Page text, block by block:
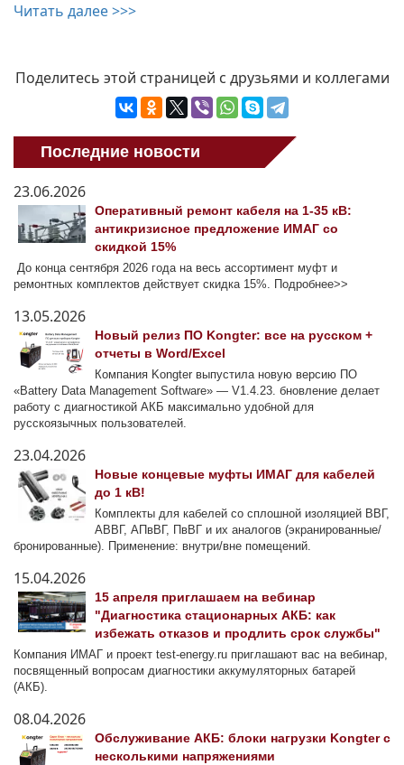
Читать далее>>>
Поделитесь этой страницей с друзьями и коллегами
Последние новости
23.06.2026
Оперативный ремонт кабеля на 1-35 кВ:
антикризисное предложение ИМАГ со
скидкой 15%
До конца сентября 2026 года на весь ассортимент муфт и
ремонтных комплектов действует скидка 15%. Подробнее>>
13.05.2026
Новый релиз ПО Kongter: все на русском +
отчеты в Word/Excel
Компания Kongter выпустила новую версию ПО
«Battery Data Management Software» — V1.4.23. бновление делает
работу с диагностикой АКБ максимально удобной для
русскоязычных пользователей.
23.04.2026
Новые концевые муфты ИМАГ для кабелей
до 1 кВ!
Комплекты для кабелей со сплошной изоляцией ВВГ,
АВВГ, АПвВГ, ПвВГ и их аналогов (экранированные/
бронированные). Применение: внутри/вне помещений.
15.04.2026
15 апреля приглашаем на вебинар
"Диагностика стационарных АКБ: как
избежать отказов и продлить срок службы"
Компания ИМАГ и проект test-energy.ru приглашают вас на вебинар,
посвященный вопросам диагностики аккумуляторных батарей
(АКБ).
08.04.2026
Обслуживание АКБ: блоки нагрузки Kongter с
несколькими напряжениями